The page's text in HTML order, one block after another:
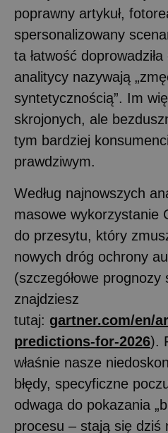
poprawny artykuł,
spersonalizowany
ta łatwość
analitycy nazywają
syntetycznością”. Im
skrojonych, ale
tym bardziej
prawdziwym.
Według najnowszych
masowe wykorzystanie
do przesytu, który
nowych dróg ochrony
(szczegółowe
znajdziesz
tutaj: gartner.com/en/
predictions-for-2026).
właśnie nasze
błędy, specyficzne
odwaga do pokazania
procesu – stają się dziś